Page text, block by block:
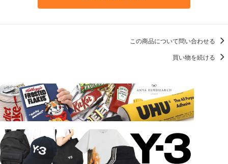
この商品について問い合わせる
買い物を続ける